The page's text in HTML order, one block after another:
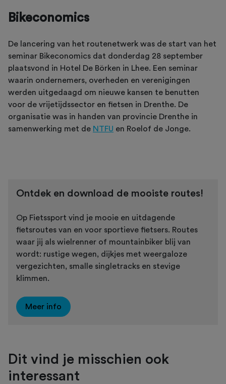
Bikeconomics
De lancering van het routenetwerk was de start van het
seminar Bikeconomics dat donderdag 28 september
plaatsvond in Hotel De Börken in Lhee. Een seminar
waarin ondernemers, overheden en verenigingen
werden uitgedaagd om nieuwe kansen te benutten
voor de vrijetijdssector en fietsen in Drenthe. De
organisatie was in handen van provincie Drenthe in
samenwerking met de NTFU en Roelof de Jonge.
Ontdek en download de mooiste routes!
Op Fietssport vind je mooie en uitdagende
fietsroutes van en voor sportieve fietsers. Routes
waar jij als wielrenner of mountainbiker blij van
wordt: rustige wegen, dijkjes met weergaloze
vergezichten, smalle singletracks en stevige
klimmen.
Meer info
Dit vind je misschien ook
interessant